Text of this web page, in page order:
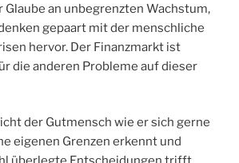
Glaube an unbegrenzten Wachstum,
gepaart mit der menschliche
hervor. Der Finanzmarkt ist
die anderen Probleme auf dieser
der Gutmensch wie er sich gerne
eigenen Grenzen erkennt und